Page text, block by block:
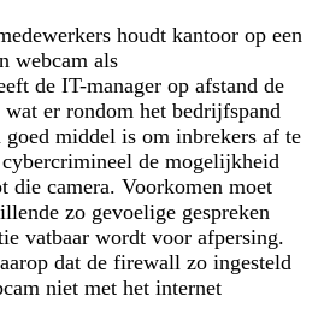
houdt kantoor op een
webcam als
de IT-manager op afstand de
er rondom het bedrijfspand
goed middel is om inbrekers af te
de mogelijkheid
die camera. Voorkomen moet
zo gevoelige gespreken
vatbaar wordt voor afpersing.
dat de firewall zo ingesteld
niet met het internet